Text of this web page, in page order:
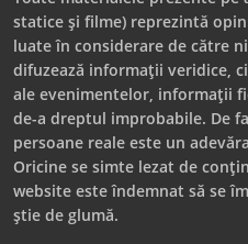
statice și filme) reprezintă
luate în considerare de către
difuzează informații veridice,
ale evenimentelor, informații
de-a dreptul improbabile. De
persoane reale este un
Oricine se simte lezat de
website este îndemnat să se
știe de glumă.